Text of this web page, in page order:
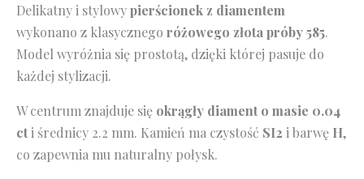
Delikatny i stylowypierścionek z diamentem
wykonano z klasycznego różowego złota próby 585.
Model wyróżnia się prostotą, dzięki której pasuje do
każdej stylizacji.
W centrum znajduje się okrągły diament o masie 0.04
cti średnicy 2.2 mm. Kamień ma czystość SI2 i barwę H,
co zapewnia mu naturalny połysk.